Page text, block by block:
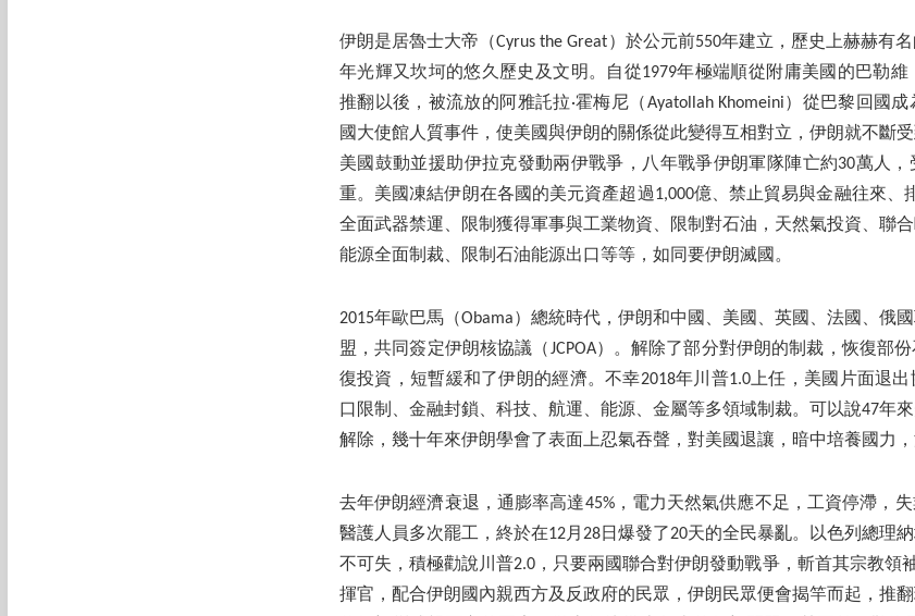
伊朗是居魯士大帝（Cyrus the Great）於公元前550年建立，歷史上赫赫有
年光輝又坎坷的悠久歷史及文明。自從1979年極端順從附庸美國的巴勒維
推翻以後，被流放的阿雅託拉·霍梅尼（Ayatollah Khomeini）從巴黎回國
國大使館人質事件，使美國與伊朗的關係從此變得互相對立，伊朗就不斷
美國鼓動並援助伊拉克發動兩伊戰爭，八年戰爭伊朗軍隊陣亡約30萬人
重。美國凍結伊朗在各國的美元資產超過1,000億、禁止貿易與金融往來、
全面武器禁運、限制獲得軍事與工業物資、限制對石油，天然氣投資、聯
能源全面制裁、限制石油能源出口等等，如同要伊朗滅國。
2015年歐巴馬（Obama）總統時代，伊朗和中國、美國、英國、法國、俄
盟，共同簽定伊朗核協議（JCPOA）。解除了部分對伊朗的制裁，恢復部
復投資，短暫緩和了伊朗的經濟。不幸2018年川普1.0上任，美國片面退
口限制、金融封鎖、科技、航運、能源、金屬等多領域制裁。可以說47年
解除，幾十年來伊朗學會了表面上忍氣吞聲，對美國退讓，暗中培養國力，
去年伊朗經濟衰退，通膨率高達45%，電力天然氣供應不足，工資停滯，
醫護人員多次罷工，終於在12月28日爆發了20天的全民暴亂。以色列總理
不可失，積極勸說川普2.0，只要兩國聯合對伊朗發動戰爭，斬首其宗教領
揮官，配合伊朗國內親西方及反政府的民眾，伊朗民眾便會揭竿而起，推